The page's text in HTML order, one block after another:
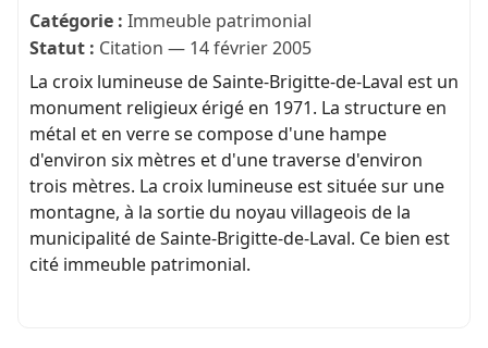
Catégorie : Immeuble patrimonial
Statut : Citation — 14 février 2005
La croix lumineuse de Sainte-Brigitte-de-Laval est un
monument religieux érigé en 1971. La structure en
métal et en verre se compose d'une hampe
d'environ six mètres et d'une traverse d'environ
trois mètres. La croix lumineuse est située sur une
montagne, à la sortie du noyau villageois de la
municipalité de Sainte-Brigitte-de-Laval. Ce bien est
cité immeuble patrimonial.